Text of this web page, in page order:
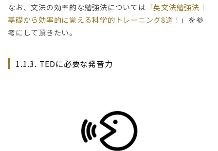
なお、文法の効率的な勉強法については「英文法勉強法｜
基礎から効率的に覚える科学的トレーニング8選！ 」を参
考にして頂きたい。
1.1.3. TEDに必要な発音力